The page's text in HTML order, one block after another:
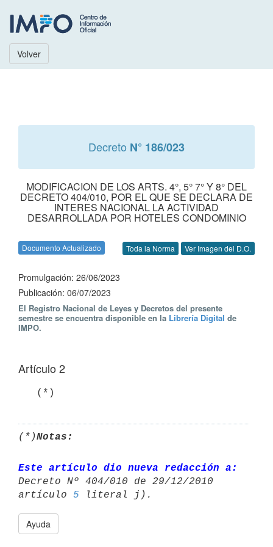
Volver
Decreto N° 186/023
MODIFICACION DE LOS ARTS. 4°, 5° 7° Y 8° DEL
DECRETO 404/010, POR EL QUE SE DECLARA DE
INTERES NACIONAL LA ACTIVIDAD
DESARROLLADA POR HOTELES CONDOMINIO
Documento Actualizado Toda la Norma Ver Imagen del D.O.
Promulgación: 26/06/2023
Publicación: 06/07/2023
El Registro Nacional de Leyes y Decretos del presente
semestre se encuentra disponible en la Librería Digital de
IMPO.
Artículo 2
   (*)
(*)Notas:
Este artículo dio nueva redacción a:
Decreto Nº 404/010 de 29/12/2010
artículo 5
Ayuda